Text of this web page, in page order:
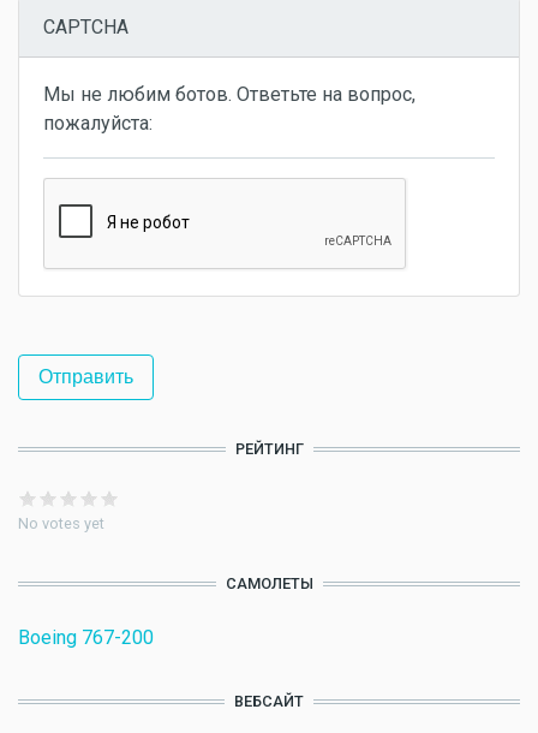
CAPTCHA
Мы не любим ботов. Ответьте на вопрос,
пожалуйста:
РЕЙТИНГ
No votes yet
САМОЛЕТЫ
Boeing 767-200
ВЕБСАЙТ